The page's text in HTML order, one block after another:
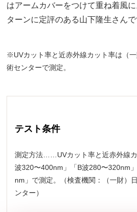
はアームカバーをつけて重ね着風
ターンに定評のある山下隆生さんで
※UVカット率と近赤外線カット率は（
術センターで測定。
テスト条件
測定方法……UVカット率と近赤外線
波320〜400nm」「B波280〜320nm
nm」で測定。（検査機関：（一財）
ンター）